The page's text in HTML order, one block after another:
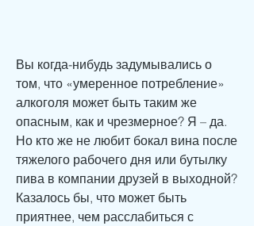
Вы когда-нибудь задумывались о
том, что «умеренное потребление»
алкоголя может быть таким же
опасным, как и чрезмерное? Я – да.
Но кто же не любит бокал вина после
тяжелого рабочего дня или бутылку
пива в компании друзей в выходной?
Казалось бы, что может быть
приятнее, чем расслабиться с